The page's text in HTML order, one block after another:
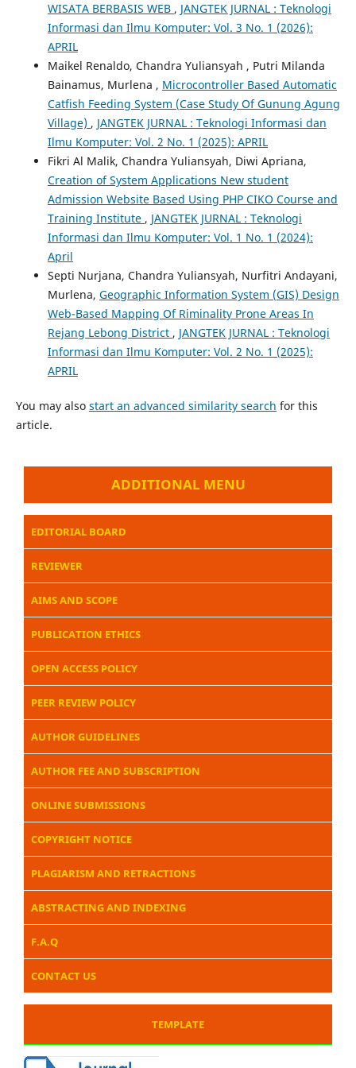
WISATA BERBASIS WEB , JANGTEK JURNAL : Teknologi
Informasi dan Ilmu Komputer: Vol. 3 No. 1 (2026):
APRIL
Maikel Renaldo, Chandra Yuliansyah , Putri Milanda
Bainamus, Murlena , Microcontroller Based Automatic
Catfish Feeding System (Case Study Of Gunung Agung
Village) , JANGTEK JURNAL : Teknologi Informasi dan
Ilmu Komputer: Vol. 2 No. 1 (2025): APRIL
Fikri Al Malik, Chandra Yuliansyah, Diwi Apriana,
Creation of System Applications New student
Admission Website Based Using PHP CIKO Course and
Training Institute , JANGTEK JURNAL : Teknologi
Informasi dan Ilmu Komputer: Vol. 1 No. 1 (2024):
April
Septi Nurjana, Chandra Yuliansyah, Nurfitri Andayani,
Murlena, Geographic Information System (GIS) Design
Web-Based Mapping Of Riminality Prone Areas In
Rejang Lebong District , JANGTEK JURNAL : Teknologi
Informasi dan Ilmu Komputer: Vol. 2 No. 1 (2025):
APRIL
You may also start an advanced similarity search for this
article.
ADDITIONAL MENU
EDITORIAL BOARD
REVIEWER
AIMS AND SCOPE
PUBLICATION ETHICS
OPEN ACCESS POLICY
PEER REVIEW POLICY
AUTHOR GUIDELINES
AUTHOR FEE AND SUBSCRIPTION
ONLINE SUBMISSIONS
COPYRIGHT NOTICE
PLAGIARISM AND RETRACTIONS
ABSTRACTING AND INDEXING
F.A.Q
CONTACT US
TEMPLATE